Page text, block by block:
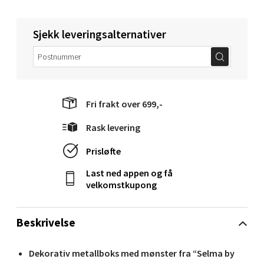
Beskrivelse
Dekorativ metallboks med mønster fra “Selma by
Sjekk leveringsalternativer
Fri frakt over 699,-
Rask levering
Prisløfte
Last ned appen og få
velkomstkupong
Skarvøyveien 55, 4517 Mandal
Åpent i dag 10-20
Mo i Rana - Thon Senter Mo i Rana
Fridtjof Nansensgate 22, 8622 Mo i Rana
0 i butikk